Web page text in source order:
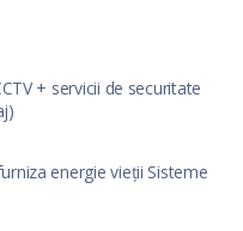
+ servicii de securitate
energie vieții Sisteme